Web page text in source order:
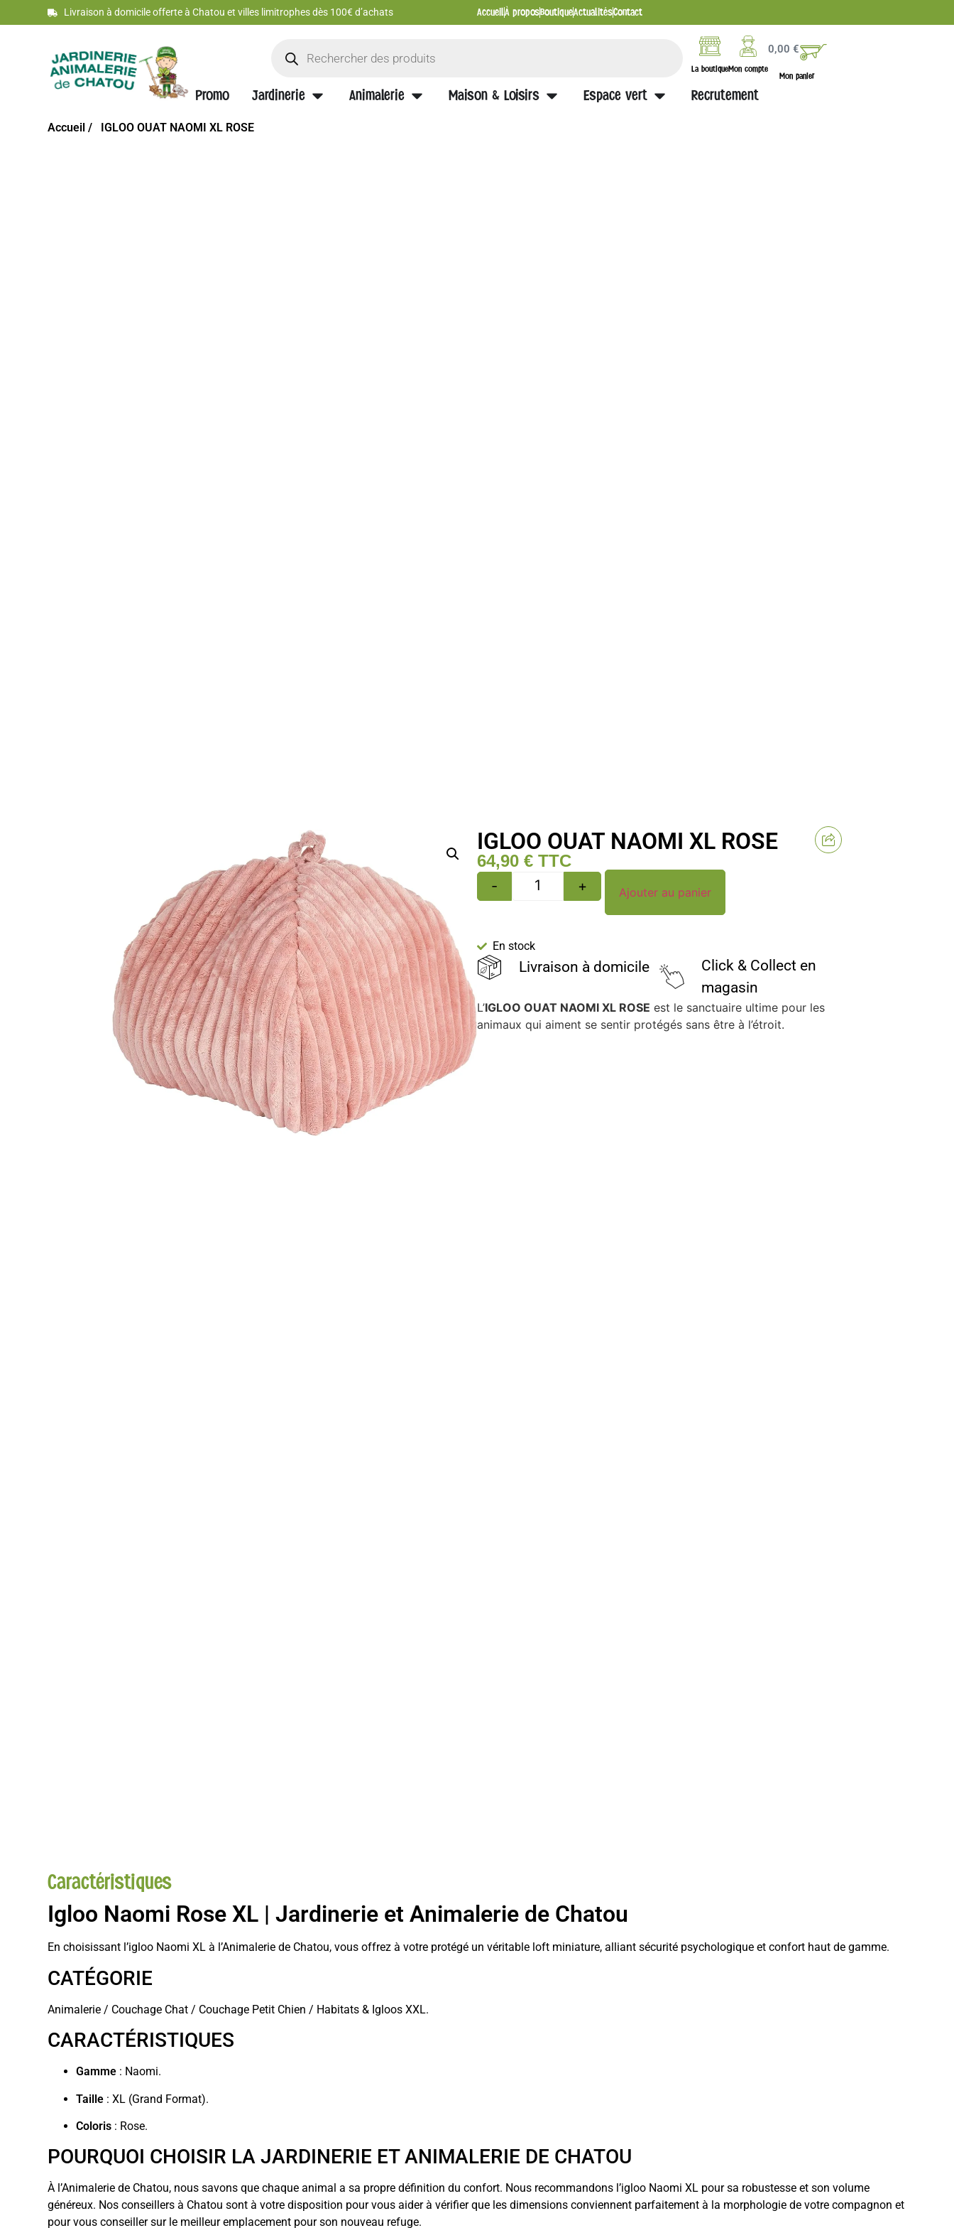
Livraison à domicile offerte à Chatou et villes limitrophes dès 100€ d’achats AccueilÀ proposBoutiqueActualitésContact
La boutiqueMon compte
0,00€
Mon panier
Promo Jardinerie Animalerie Maison & Loisirs Espace vert Recrutement
Accueil / IGLOO OUAT NAOMI XL ROSE
IGLOO OUAT NAOMI XL ROSE
64,90 €TTC
- + Ajouter au panier
En stock
Livraison à domicile
Click & Collect en
magasin
L’IGLOO OUAT NAOMI XL ROSE est le sanctuaire ultime pour les
animaux qui aiment se sentir protégés sans être à l’étroit.
Caractéristiques
Igloo Naomi Rose XL | Jardinerie et Animalerie de Chatou
En choisissant l’igloo Naomi XL à l’Animalerie de Chatou, vous offrez à votre protégé un véritable loft miniature, alliant sécurité psychologique et confort haut de gamme.
CATÉGORIE
Animalerie / Couchage Chat / Couchage Petit Chien / Habitats & Igloos XXL.
CARACTÉRISTIQUES
Gamme : Naomi.
Taille : XL (Grand Format).
Coloris : Rose.
POURQUOI CHOISIR LA JARDINERIE ET ANIMALERIE DE CHATOU
À l’Animalerie de Chatou, nous savons que chaque animal a sa propre définition du confort. Nous recommandons l’igloo Naomi XL pour sa robustesse et son volume
généreux. Nos conseillers à Chatou sont à votre disposition pour vous aider à vérifier que les dimensions conviennent parfaitement à la morphologie de votre compagnon et
pour vous conseiller sur le meilleur emplacement pour son nouveau refuge.